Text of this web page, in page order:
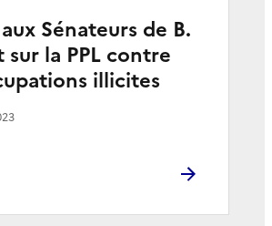
Sénateurs de B.
sur la PPL contre
illicites